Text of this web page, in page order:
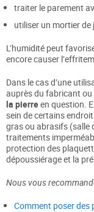
traiter le parement
utiliser un mortier
L’humidité peut
encore causer
Dans le cas d’une
auprès du fabricant
la pierreen question.
sein de certains
gras ou abrasifs (salle
traitements
protection des
dépoussiérage et la
Nous vous
Comment poser des